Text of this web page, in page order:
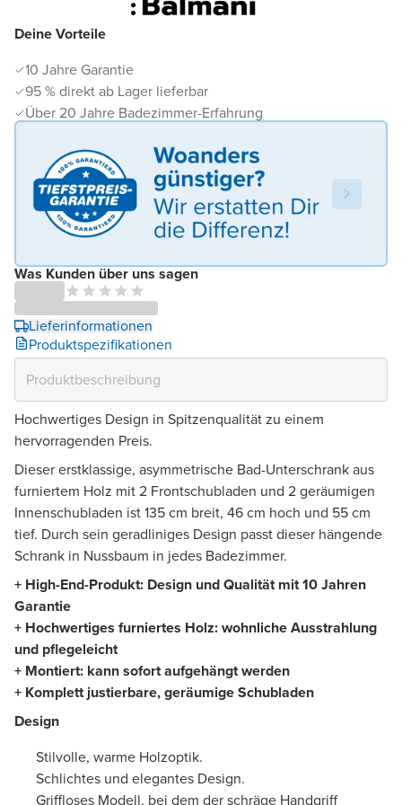
Deine Vorteile
10 Jahre Garantie
95 % direkt ab Lager lieferbar
Über 20 Jahre Badezimmer-Erfahrung
Was Kunden über uns sagen
Lieferinformationen
Produktspezifikationen
Hochwertiges Design in Spitzenqualität zu einem
hervorragenden Preis.
Dieser erstklassige, asymmetrische Bad-Unterschrank aus
furniertem Holz mit 2 Frontschubladen und 2 geräumigen
Innenschubladen ist 135 cm breit, 46 cm hoch und 55 cm
tief. Durch sein geradliniges Design passt dieser hängende
Schrank in Nussbaum in jedes Badezimmer.
+ High-End-Produkt: Design und Qualität mit 10 Jahren
Garantie
+ Hochwertiges furniertes Holz:wohnliche Ausstrahlung
und pflegeleicht
+ Montiert: kann sofort aufgehängt werden
+ Komplett justierbare, geräumige Schubladen
Design
Stilvolle, warme Holzoptik.
Schlichtes und elegantes Design.
Griffloses Modell, bei dem der schräge Handgriff